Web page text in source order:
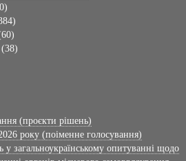
(38)
(проєкти рішень)
року (поіменне голосування)
у загальноукраїнському опитуванні щодо